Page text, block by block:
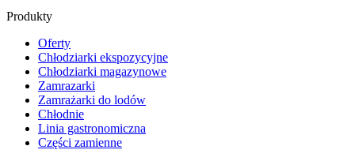
Produkty
Oferty
Chłodziarki ekspozycyjne
Chłodziarki magazynowe
Zamrazarki
Zamrażarki do lodów
Chłodnie
Linia gastronomiczna
Części zamienne